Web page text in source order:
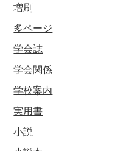
増刷
多ページ
学会誌
学会関係
学校案内
実用書
小説